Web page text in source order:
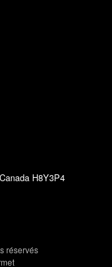
Canada H8Y3P4
réservés